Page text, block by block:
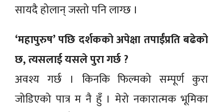
सायदै होलान् जस्तो पनि लाग्छ ।
‘महापुरुष’ पछि दर्शकको अपेक्षा तपाईंप्रति बढेको
छ, त्यसलाई यसले पुरा गर्छ ?
अवश्य गर्छ । किनकि फिल्मको सम्पूर्ण कुरा
जोडिएको पात्र म नै हुँ । मेरो नकारात्मक भूमिका